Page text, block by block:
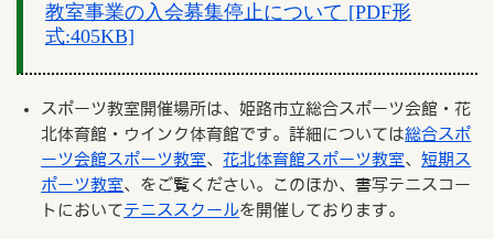
教室事業の入会募集停止について [PDF形
式:405KB]
スポーツ教室開催場所は、姫路市立総合スポーツ会館・花
北体育館・ウインク体育館です。詳細については総合スポ
ーツ会館スポーツ教室、花北体育館スポーツ教室、短期ス
ポーツ教室、をご覧ください。このほか、書写テニスコー
トにおいてテニススクールを開催しております。